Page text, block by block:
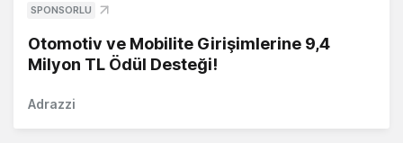
SPONSORLU
Otomotiv ve Mobilite Girişimlerine 9,4
Milyon TL Ödül Desteği!
Adrazzi